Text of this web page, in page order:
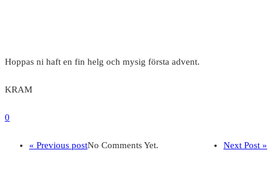
Hoppas ni haft en fin helg och mysig första advent.
KRAM
0
« Previous post Next Post »
No Comments Yet.